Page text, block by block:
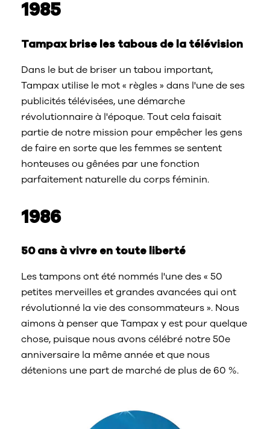
1985
Tampax brise les tabous de la télévision
Dans le but de briser un tabou important,
Tampax utilise le mot « règles » dans l'une de ses
publicités télévisées, une démarche
révolutionnaire à l'époque. Tout cela faisait
partie de notre mission pour empêcher les gens
de faire en sorte que les femmes se sentent
honteuses ou gênées par une fonction
parfaitement naturelle du corps féminin.
1986
50 ans à vivre en toute liberté
Les tampons ont été nommés l'une des « 50
petites merveilles et grandes avancées qui ont
révolutionné la vie des consommateurs ». Nous
aimons à penser que Tampax y est pour quelque
chose, puisque nous avons célébré notre 50e
anniversaire la même année et que nous
détenions une part de marché de plus de 60 %.